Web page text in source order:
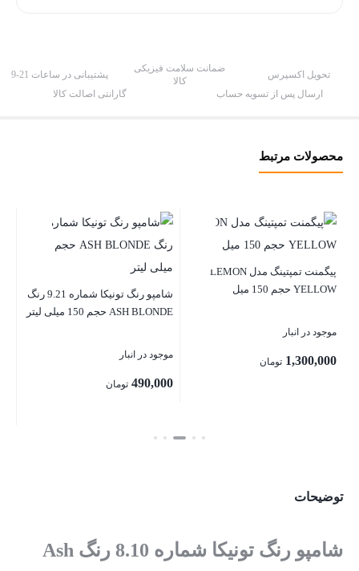
میلی
تحویل اکسپرس
ضمانت سلامت فیزیکی
کالا
پشتیبانی در ساعات 21-9
ارسال پس از تسویه حساب
گارانتی اصالت کالا
محصولات مرتبط
پیگمنت تمپتینگ مدل LEMON
YELLOW حجم 150 میل
موجود در انبار
1,300,000 تومان
شامپو رنگ تونیکا شماره 9.21 رنگ
ASH BLONDE حجم 150 میلی لیتر
موجود در انبار
490,000 تومان
بستن
توضیحات
شامپو رنگ تونیکا شماره 8.10 رنگ Ash